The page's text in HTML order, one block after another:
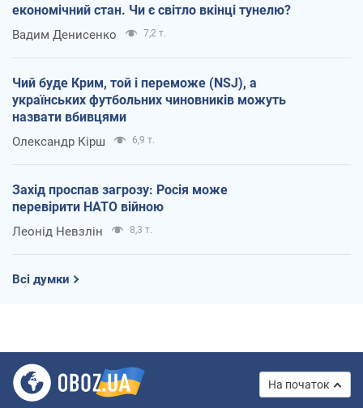
економічний стан. Чи є світло вкінці тунелю?
Вадим Денисенко 7,2 т.
Чий буде Крим, той і переможе (NSJ), а
українських футбольних чиновників можуть
назвати вбивцями
Олександр Кірш 6,9 т.
Захід проспав загрозу: Росія може
перевірити НАТО війною
Леонід Невзлін 8,3 т.
Всі думки
На початок